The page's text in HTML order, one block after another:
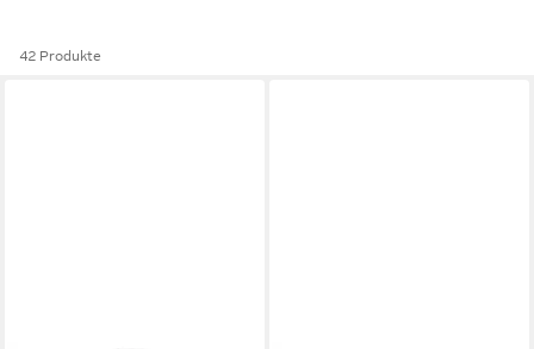
42 Produkte